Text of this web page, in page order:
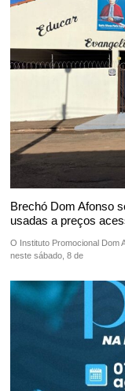
Brechó Dom Afonso
usadas a preços
O Instituto Promocional Dom
neste sábado, 8 de